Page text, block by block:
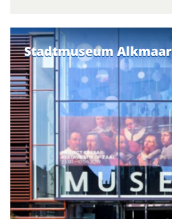
Stadtmuseum Alkmaar